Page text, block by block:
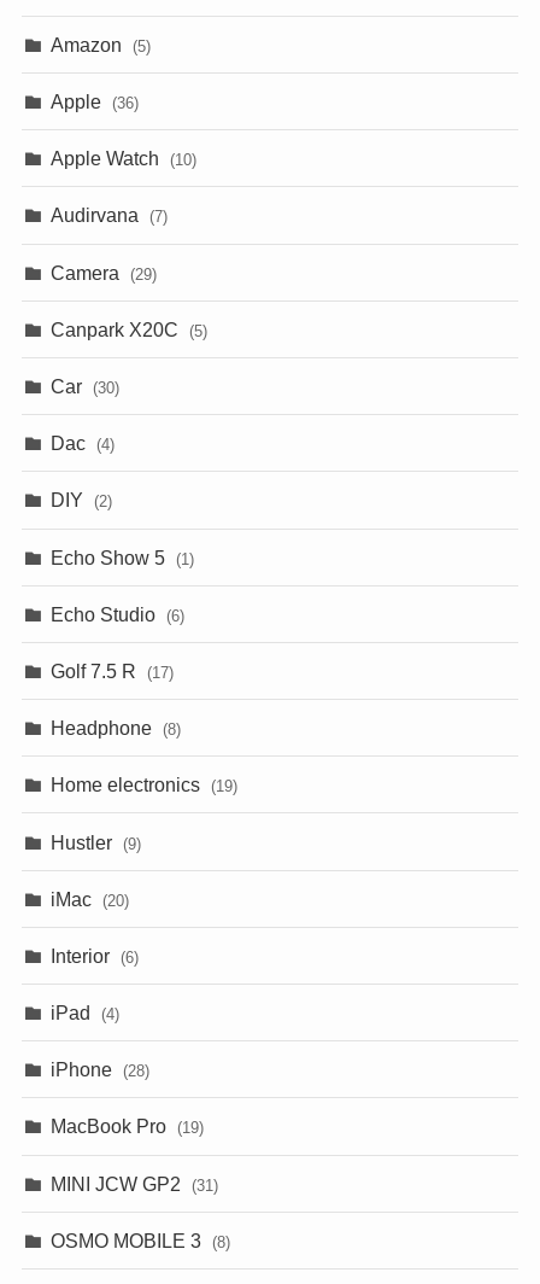
Amazon (5)
Apple (36)
Apple Watch (10)
Audirvana (7)
Camera (29)
Canpark X20C (5)
Car (30)
Dac (4)
DIY (2)
Echo Show 5 (1)
Echo Studio (6)
Golf 7.5 R (17)
Headphone (8)
Home electronics (19)
Hustler (9)
iMac (20)
Interior (6)
iPad (4)
iPhone (28)
MacBook Pro (19)
MINI JCW GP2 (31)
OSMO MOBILE 3 (8)